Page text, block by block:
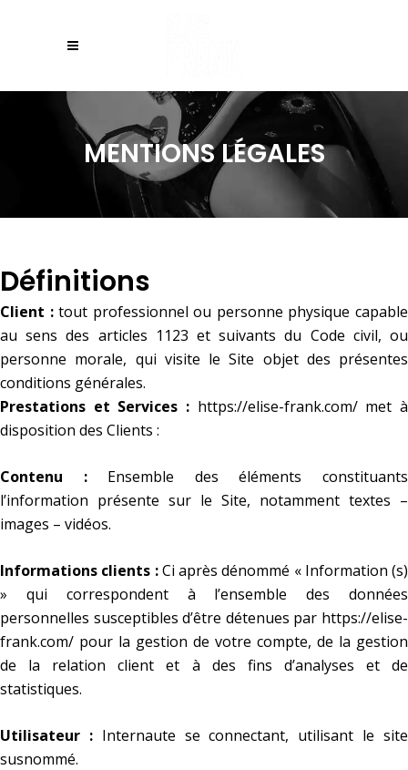
MENTIONS LÉGALES
Définitions
Client :tout professionnel ou personne physique capable
au sens des articles 1123 et suivants du Code civil, ou
personne morale, qui visite le Site objet des présentes
conditions générales.
Prestations et Services : https://elise-frank.com/met à
disposition des Clients :
Contenu :Ensemble des éléments constituants
l’information présente sur le Site, notamment textes –
images – vidéos.
Informations clients :Ci après dénommé « Information (s)
» qui correspondent à l’ensemble des données
personnelles susceptibles d’être détenues par https://elise-
frank.com/ pour la gestion de votre compte, de la gestion
de la relation client et à des fins d’analyses et de
statistiques.
Utilisateur :Internaute se connectant, utilisant le site
susnommé.